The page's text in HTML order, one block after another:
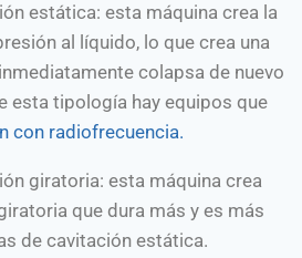
estática: esta máquina crea la
al líquido, lo que crea una
colapsa de nuevo
esta tipología hay equipos que
con radiofrecuencia.
giratoria: esta máquina crea
que dura más y es más
de cavitación estática.